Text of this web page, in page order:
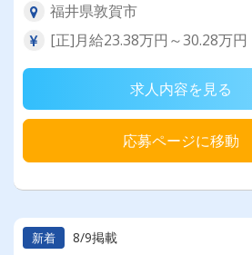
福井県敦賀市
[正]月給23.38万円～30.28万円
求人内容を見る
応募ページに移動
新着 8/9掲載